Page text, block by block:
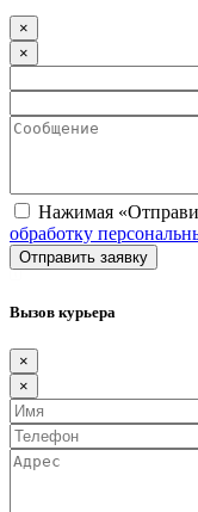
×
×
Нажимая
обработку
Вызов курьера
×
×